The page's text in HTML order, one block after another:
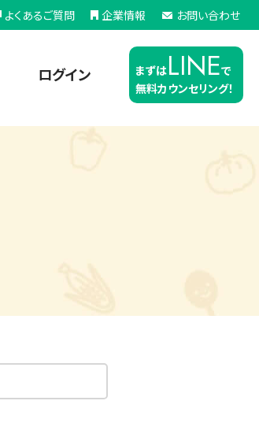
よくあるご質問 企業情報 お問い合わせ
ログイン まずはLINEで
無料カウンセリング！